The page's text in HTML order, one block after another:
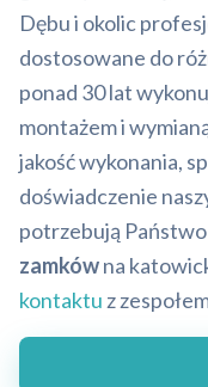
Dębu i okolic
dostosowane do
ponad 30 lat
montażem i
jakość wykonania,
doświadczenie
potrzebują Państwo
zamkówna
kontaktu z